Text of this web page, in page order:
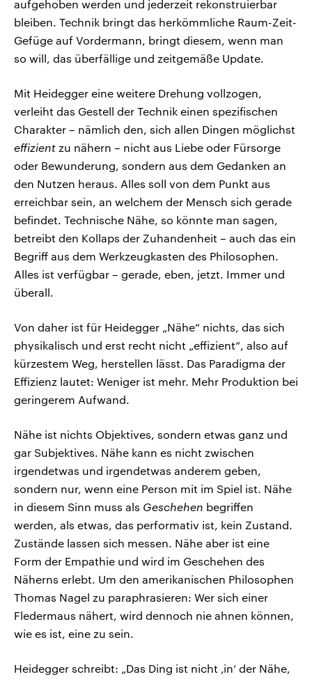
aufgehoben werden und jederzeit rekonstruierbar
bleiben. Technik bringt das herkömmliche Raum-Zeit-
Gefüge auf Vordermann, bringt diesem, wenn man
so will, das überfällige und zeitgemäße Update.
Mit Heidegger eine weitere Drehung vollzogen,
verleiht das Gestell der Technik einen spezifischen
Charakter – nämlich den, sich allen Dingen möglichst
effizient zu nähern – nicht aus Liebe oder Fürsorge
oder Bewunderung, sondern aus dem Gedanken an
den Nutzen heraus. Alles soll von dem Punkt aus
erreichbar sein, an welchem der Mensch sich gerade
befindet. Technische Nähe, so könnte man sagen,
betreibt den Kollaps der Zuhandenheit – auch das ein
Begriff aus dem Werkzeugkasten des Philosophen.
Alles ist verfügbar – gerade, eben, jetzt. Immer und
überall.
Von daher ist für Heidegger „Nähe“ nichts, das sich
physikalisch und erst recht nicht „effizient“, also auf
kürzestem Weg, herstellen lässt. Das Paradigma der
Effizienz lautet: Weniger ist mehr. Mehr Produktion bei
geringerem Aufwand.
Nähe ist nichts Objektives, sondern etwas ganz und
gar Subjektives. Nähe kann es nicht zwischen
irgendetwas und irgendetwas anderem geben,
sondern nur, wenn eine Person mit im Spiel ist. Nähe
in diesem Sinn muss als Geschehen begriffen
werden, als etwas, das performativ ist, kein Zustand.
Zustände lassen sich messen. Nähe aber ist eine
Form der Empathie und wird im Geschehen des
Näherns erlebt. Um den amerikanischen Philosophen
Thomas Nagel zu paraphrasieren: Wer sich einer
Fledermaus nähert, wird dennoch nie ahnen können,
wie es ist, eine zu sein.
Heidegger schreibt: „Das Ding ist nicht ‚in‘ der Nähe,